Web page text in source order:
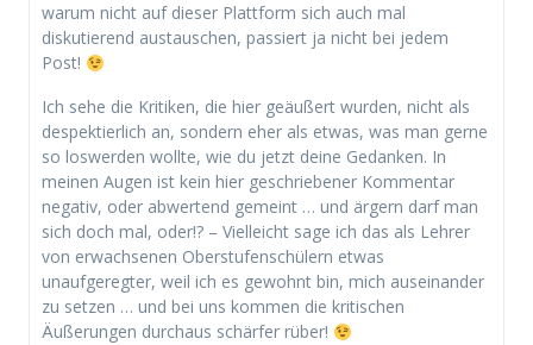
warum nicht auf dieser Plattform sich auch mal
diskutierend austauschen, passiert ja nicht bei jedem
Post!
Ich sehe die Kritiken, die hier geäußert wurden, nicht als
despektierlich an, sondern eher als etwas, was man gerne
so loswerden wollte, wie du jetzt deine Gedanken. In
meinen Augen ist kein hier geschriebener Kommentar
negativ, oder abwertend gemeint … und ärgern darf man
sich doch mal, oder!? – Vielleicht sage ich das als Lehrer
von erwachsenen Oberstufenschülern etwas
unaufgeregter, weil ich es gewohnt bin, mich auseinander
zu setzen … und bei uns kommen die kritischen
Äußerungen durchaus schärfer rüber!